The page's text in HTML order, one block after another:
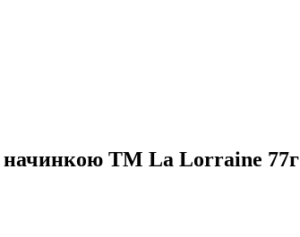
начинкою ТМ La Lorraine 77г